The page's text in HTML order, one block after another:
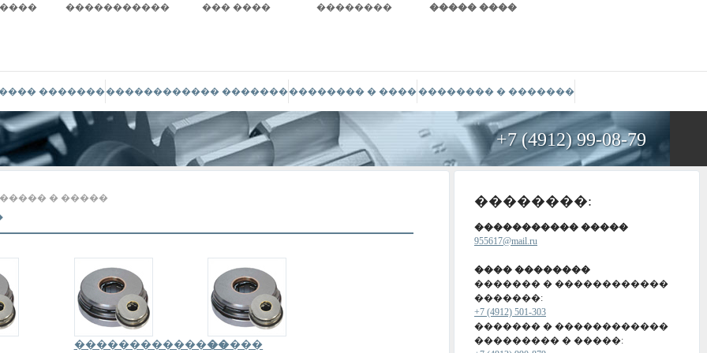
����������� ��� ���� �������� ����� ����
������������������� ��������������� � ������������ � �������
+7 (4912) 99-08-79
� �����
�������������������
��������:
����������� �����
955617@mail.ru
���� ��������
������� � ������������
�������:
+7 (4912) 501-303
������� � ������������
��������� � �����: